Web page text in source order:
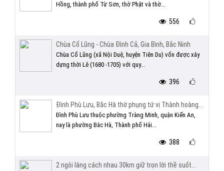
Hồng, thành phố Từ Sơn, thờ Phật và thờ...
556
Chùa Cổ Lũng - Chùa Đình Cả, Gia Bình, Bắc Ninh
Chùa Cổ Lũng (xã Nội Duệ, huyện Tiên Du) vốn được xây
dựng thời Lê (1680 -1705) với quy...
396
Đình Phù Lưu, Bắc Hà thờ phụng tứ vị Thành hoàng...
Đình Phù Lưu thuộc phường Tràng Minh, quận Kiến An,
nay là phường Bắc Hà, Thành phố Hải...
388
2 ngôi làng cách nhau 30km giữ trọn lời thề suốt...